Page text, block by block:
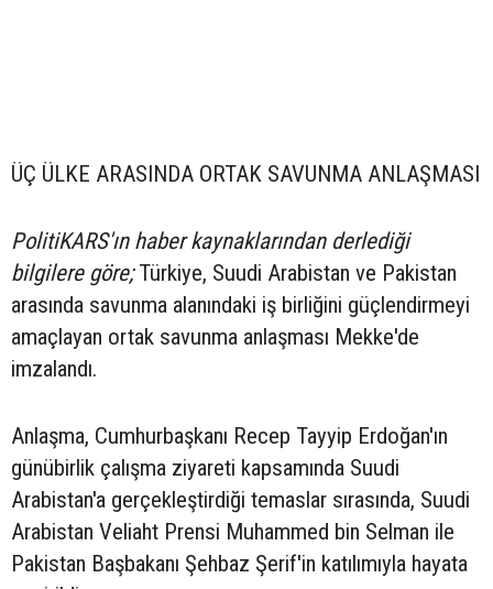
ÜÇ ÜLKE ARASINDA ORTAK SAVUNMA ANLAŞMASI
PolitiKARS'ın haber kaynaklarından derlediği
bilgilere göre;Türkiye, Suudi Arabistan ve Pakistan
arasında savunma alanındaki iş birliğini güçlendirmeyi
amaçlayan ortak savunma anlaşması Mekke'de
imzalandı.
Anlaşma, Cumhurbaşkanı Recep Tayyip Erdoğan'ın
günübirlik çalışma ziyareti kapsamında Suudi
Arabistan'a gerçekleştirdiği temaslar sırasında, Suudi
Arabistan Veliaht Prensi Muhammed bin Selman ile
Pakistan Başbakanı Şehbaz Şerif'in katılımıyla hayata